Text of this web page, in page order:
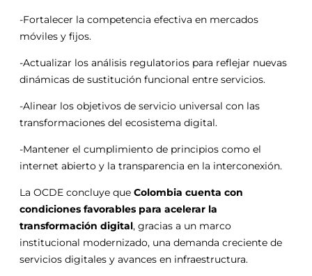
-Fortalecer la competencia efectiva en mercados
móviles y fijos.
-Actualizar los análisis regulatorios para reflejar nuevas
dinámicas de sustitución funcional entre servicios.
-Alinear los objetivos de servicio universal con las
transformaciones del ecosistema digital.
-Mantener el cumplimiento de principios como el
internet abierto y la transparencia en la interconexión.
La OCDE concluye que Colombia cuenta con
condiciones favorables para acelerar la
transformación digital, gracias a un marco
institucional modernizado, una demanda creciente de
servicios digitales y avances en infraestructura.